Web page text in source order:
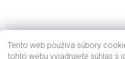
Tento web používa súbory
tohto webu vyjadrujete súhlas s